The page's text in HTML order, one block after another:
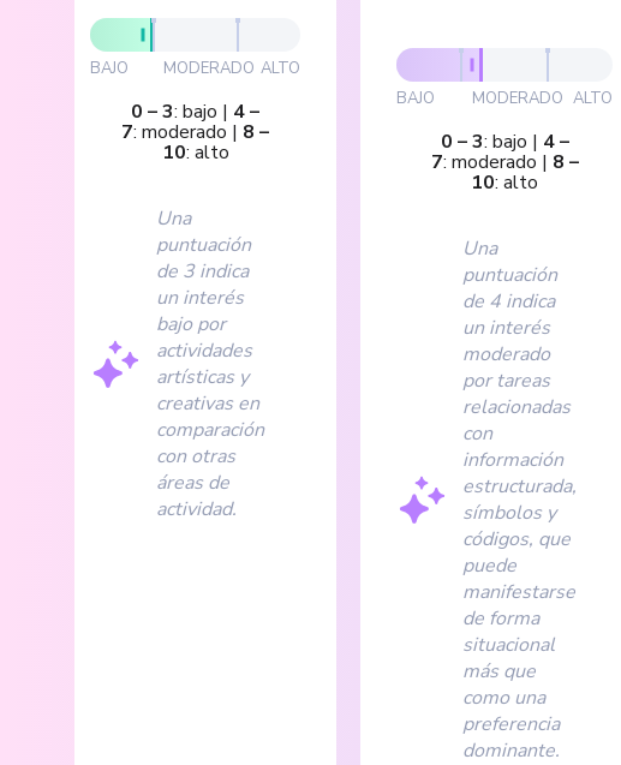
BAJO MODERADO ALTO
0 –3: bajo | 4–
7: moderado | 8 –
10: alto
Una
puntuación
de 3 indica
un interés
bajo por
actividades
artísticas y
creativas en
comparación
con otras
áreas de
actividad.
BAJO MODERADO ALTO
0 –3: bajo | 4–
7: moderado | 8 –
10: alto
Una
puntuación
de 4 indica
un interés
moderado
por tareas
relacionadas
con
información
estructurada,
símbolos y
códigos, que
puede
manifestarse
de forma
situacional
más que
como una
preferencia
dominante.